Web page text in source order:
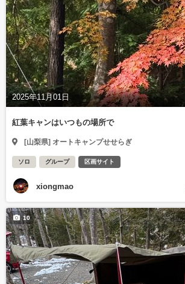
2025年11月01日
紅葉キャンはいつもの場所で
[山梨県] オートキャンプせせらぎ
ソロ グループ 区画サイト
xiongmao
10